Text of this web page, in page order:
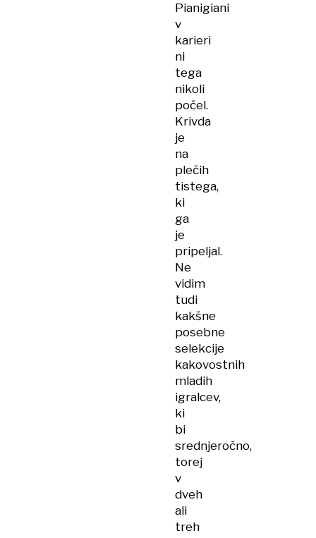
Pianigiani
v
karieri
ni
tega
nikoli
počel.
Krivda
je
na
plečih
tistega,
ki
ga
je
pripeljal.
Ne
vidim
tudi
kakšne
posebne
selekcije
kakovostnih
mladih
igralcev,
ki
bi
srednjeročno,
torej
v
dveh
ali
treh